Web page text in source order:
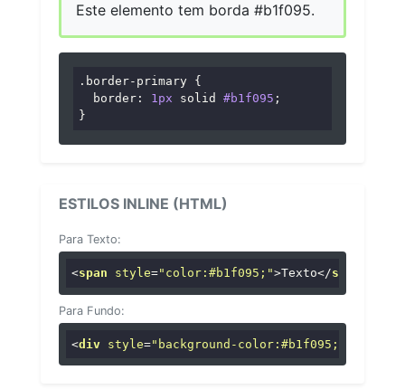
Este elemento tem borda #b1f095.
.border-primary {
border : 1px solid #b1f095 ;
}
ESTILOS INLINE (HTML)
Para Texto:
<span style="color:#b1f095;">Texto</span
Para Fundo:
<div style="background-color:#b1f095;"